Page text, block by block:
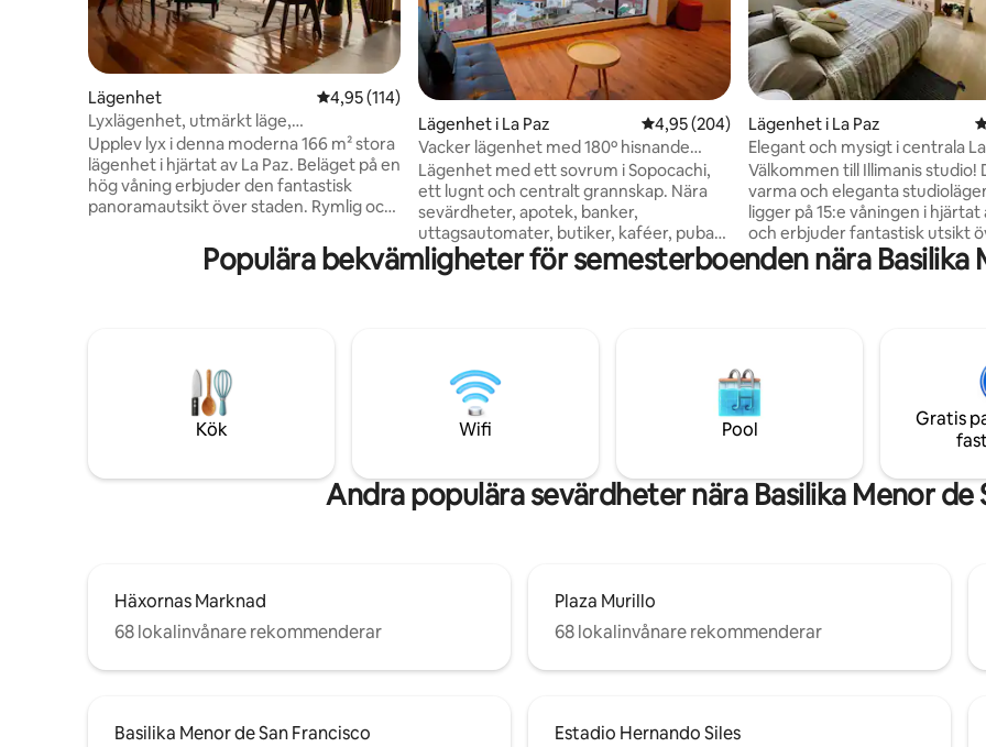
Lägenhet 4,95 av 5 i genomsnittligt betyg, 114 omdömen
4,95 (114)
Lyxlägenhet, utmärkt läge,
panoramautsikt
Upplev lyx i denna moderna 166 m² stora
lägenhet i hjärtat av La Paz. Beläget på en
hög våning erbjuder den fantastisk
panoramautsikt över staden. Rymlig och
avkoppling eller affärer. Njut av ett
utmärkt läge på Avenida 6 de Agosto,
Boka nu för en förstklassig upplevelse!
Lägenhet i La Paz 4,95 av 5 i genomsnittligt betyg, 204
4,95 (204)
Vacker lägenhet med 180º hisnande
utsikt
Lägenhet med ett sovrum i Sopocachi,
ett lugnt och centralt grannskap. Nära
sevärdheter, apotek, banker,
uttagsautomater, butiker, kaféer, pubar
och restauranger. 12 minuter från
Sopocachi Teleférico Yellow Line Station
nattetid) > Netflix > Universella
vägguttag > Panoramautsikt över staden
> Övervakningskameror
Lägenhet i La Paz
Elegant och mysigt i centrala
Välkommen till Illimanis studio!
varma och eleganta
ligger på 15:e våningen i hjärtat
och erbjuder fantastisk utsikt
staden och den ikoniska
utmärkta centrala läge gör att
allt du behöver för en bekväm,
säker och minnesvärd vistelse
stadens bästa områden.
Populära bekvämligheter för semesterboenden nära Basilika
Kök Wifi Pool
Gratis
Andra populära sevärdheter nära Basilika Menor de
Häxornas Marknad
68 lokalinvånare rekommenderar
Plaza Murillo
68 lokalinvånare rekommenderar
Basilika Menor de San Francisco
Estadio Hernando Siles